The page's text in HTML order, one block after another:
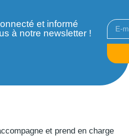
et informé
à notre newsletter !
et prend en charge